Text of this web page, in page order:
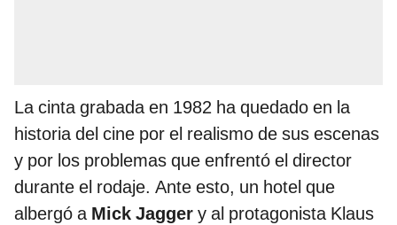
La cinta grabada en 1982 ha quedado en la
historia del cine por el realismo de sus escenas
y por los problemas que enfrentó el director
durante el rodaje. Ante esto, un hotel que
albergó a Mick Jagger y al protagonista Klaus